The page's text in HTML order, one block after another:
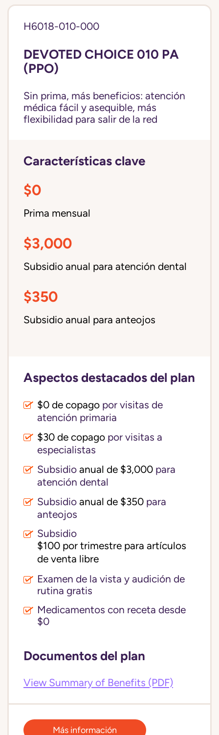
H6018-010-000
DEVOTED CHOICE 010 PA
(PPO)
Sin prima, más beneficios: atención
médica fácil y asequible, más
flexibilidad para salir de la red
Características clave
$0
Prima mensual
$3,000
Subsidio anual para atención dental
$350
Subsidio anual para anteojos
Aspectos destacados del plan
$0 de copago por visitas de
atención primaria
$30 de copago por visitas a
especialistas
Subsidio anual de $3,000 para
atención dental
Subsidio anual de $350 para
anteojos
Subsidio
$100 por trimestre para artículos
de venta libre
Examen de la vista y audición de
rutina gratis
Medicamentos con receta desde
$0
Documentos del plan
View Summary of Benefits (PDF)
Más información